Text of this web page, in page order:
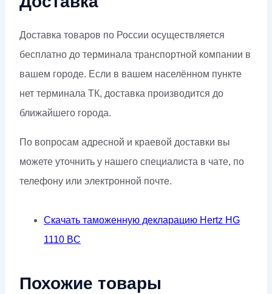
Доставка товаров по России осуществляется
бесплатно до терминала транспортной компании в
вашем городе. Если в вашем населённом пункте
нет терминала ТК, доставка производится до
ближайшего города.
По вопросам адресной и краевой доставки вы
можете уточнить у нашего специалиста в чате, по
телефону или электронной почте.
Скачать таможенную декларацию Hertz HG
1110 BC
Похожие товары